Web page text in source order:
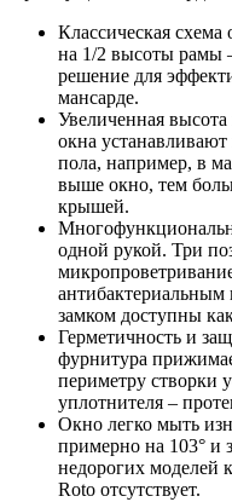
Классическая
на 1/2 высоты рамы
решение для
мансарде.
Увеличенная
окна
пола, например, в
выше окно, тем
крышей.
одной рукой. Три
антибактериальным
замком доступны
Герметичность и
фурнитура
периметру створки
уплотнителя –
Окно легко мыть
примерно на 103° и
недорогих моделей
Roto отсутствует.